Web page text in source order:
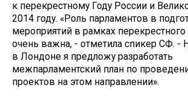
к перекрестному Году России и
2014 году. «Роль парламентов в
мероприятий в рамках перекрестного
очень важна, - отметила спикер СФ. -
в Лондоне я предложу разработать
межпарламентский план по
проектов на этом направлении».